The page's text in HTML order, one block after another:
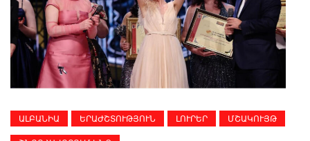
ԱԼԲԱՆԻԱ ԵՐԱԺՇՏՈՒԹՅՈՒՆ ԼՈՒՐԵՐ ՄՇԱԿՈՒՅԹ